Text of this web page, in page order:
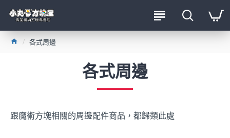
各式周邊
各式周邊
跟魔術方塊相關的周邊配件商品，都歸類此處